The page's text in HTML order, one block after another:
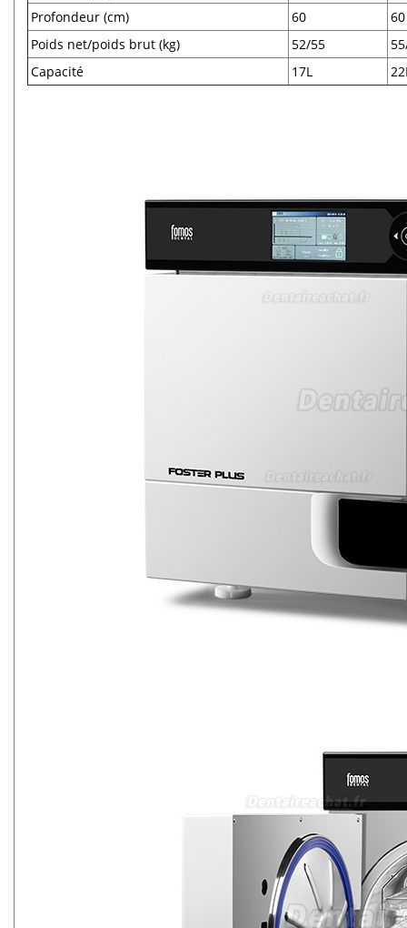
Profondeur (cm)
60
60
Poids net/poids brut (kg)
52/55
Capacité
17L